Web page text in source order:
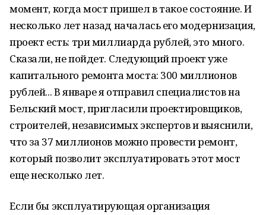
момент, когда мост пришел в такое состояние. И
несколько лет назад началась его модернизация,
проект есть: три миллиарда рублей, это много.
Сказали, не пойдет. Следующий проект уже
капитального ремонта моста: 300 миллионов
рублей... В январе я отправил специалистов на
Бельский мост, пригласили проектировщиков,
строителей, независимых экспертов и выяснили,
что за 37 миллионов можно провести ремонт,
который позволит эксплуатировать этот мост
еще несколько лет.
Если бы эксплуатирующая организация